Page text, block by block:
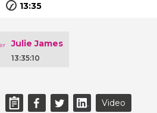
13:35
Julie James
13:35:10
Video